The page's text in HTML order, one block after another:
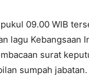
09.00 WIB
lagu Kebangsaan
surat
sumpah jabatan.